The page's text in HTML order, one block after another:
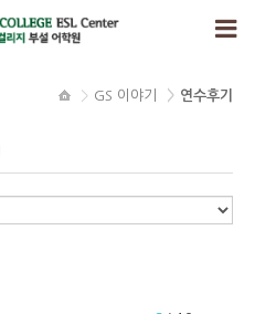
GS 이야기 연수후기